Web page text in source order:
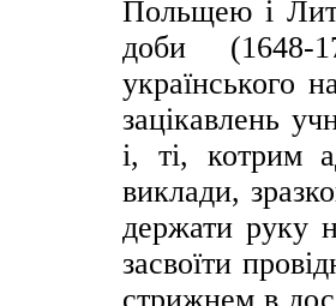
Польщею і
доби (1648-
українського
зацікавлень
і, ті, котрим
виклади,
держати руку
засвоїти
стрижнем в